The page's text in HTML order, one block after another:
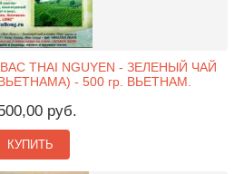
BAC THAI NGUYEN - ЗЕЛЕНЫЙ ЧАЙ
- 500 гр. ВЬЕТНАМ.
руб.
КУПИТЬ